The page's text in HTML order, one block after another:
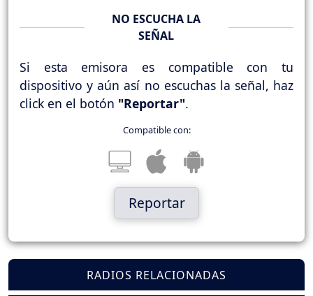
NO ESCUCHA LA
SEÑAL
Si esta emisora es compatible con tu
dispositivo y aún así no escuchas la señal, haz
click en el botón "Reportar".
Compatible con:
Reportar
RADIOS RELACIONADAS